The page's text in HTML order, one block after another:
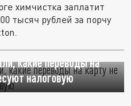
химчистка заплатит
тысяч рублей за порчу
какие переводы на
налоговую